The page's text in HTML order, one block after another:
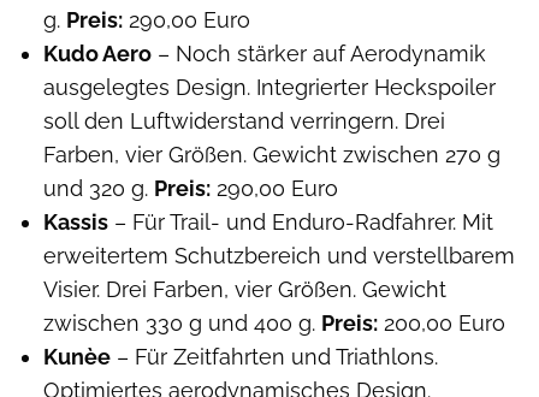
g. Preis: 290,00 Euro
Kudo Aero – Noch stärker auf Aerodynamik
ausgelegtes Design. Integrierter Heckspoiler
soll den Luftwiderstand verringern. Drei
Farben, vier Größen. Gewicht zwischen 270 g
und 320 g. Preis: 290,00 Euro
Kassis – Für Trail- und Enduro-Radfahrer. Mit
erweitertem Schutzbereich und verstellbarem
Visier. Drei Farben, vier Größen. Gewicht
zwischen 330 g und 400 g. Preis: 200,00 Euro
Kunèe – Für Zeitfahrten und Triathlons.
Optimiertes aerodynamisches Design.